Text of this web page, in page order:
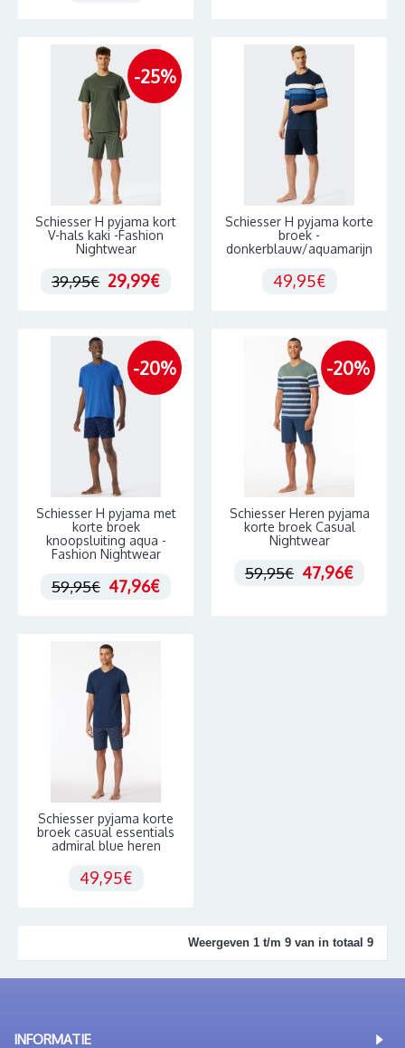
-25%
Schiesser H pyjama kort
V-hals kaki -Fashion
Nightwear
39,95€ 29,99€
Schiesser H pyjama korte
broek -
donkerblauw/aquamarijn
49,95€
-20%
Schiesser H pyjama met
korte broek
knoopsluiting aqua -
Fashion Nightwear
59,95€ 47,96€
-20%
Schiesser Heren pyjama
korte broek Casual
Nightwear
59,95€ 47,96€
Schiesser pyjama korte
broek casual essentials
admiral blue heren
49,95€
Weergeven 1 t/m 9 van in totaal 9
INFORMATIE